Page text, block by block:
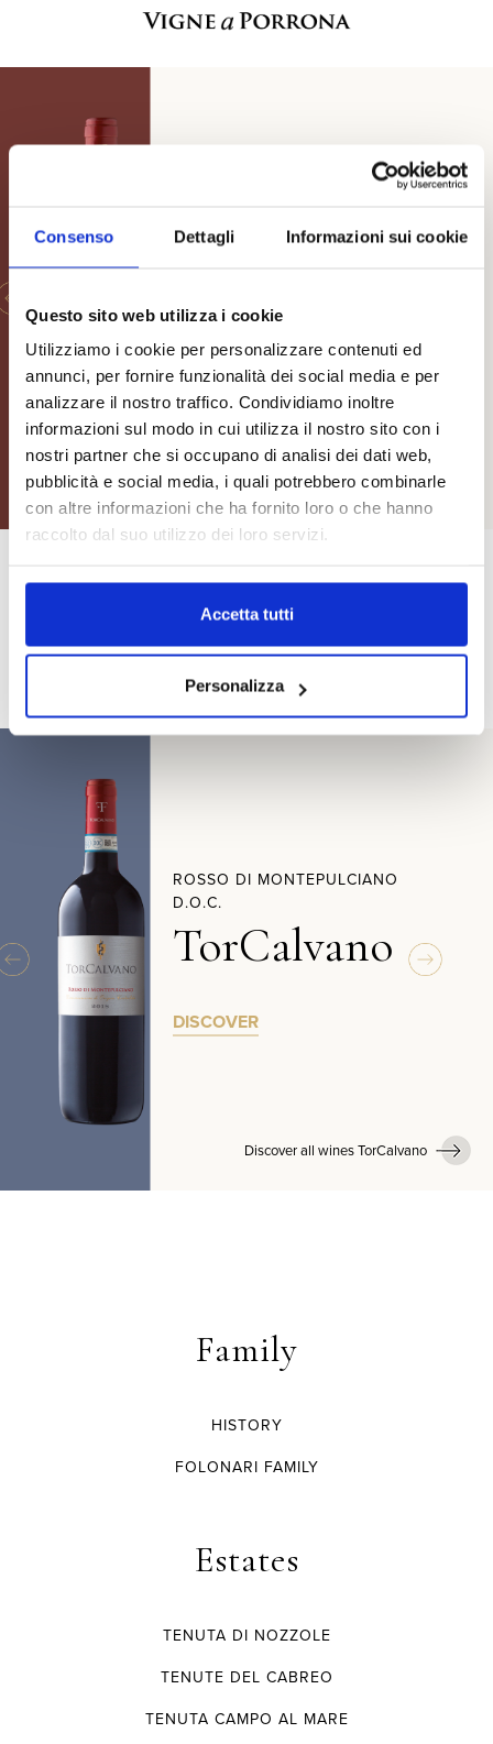
Consenso Dettagli Informazioni sui cookie
Questo sito web utilizza i cookie
Utilizziamo i cookie per personalizzare contenuti ed
annunci, per fornire funzionalità dei social media e per
analizzare il nostro traffico. Condividiamo inoltre
informazioni sul modo in cui utilizza il nostro sito con i
nostri partner che si occupano di analisi dei dati web,
pubblicità e social media, i quali potrebbero combinarle
con altre informazioni che ha fornito loro o che hanno
raccolto dal suo utilizzo dei loro servizi.
Accetta tutti
Personalizza
Morellino di
DISCOVER
Discover all wines Vigne a Porrona
ROSSO DI MONTEPULCIANO
D.O.C.
TorCalvano
DISCOVER
Discover all wines TorCalvano
Family
HISTORY
FOLONARI FAMILY
Estates
TENUTA DI NOZZOLE
TENUTE DEL CABREO
TENUTA CAMPO AL MARE